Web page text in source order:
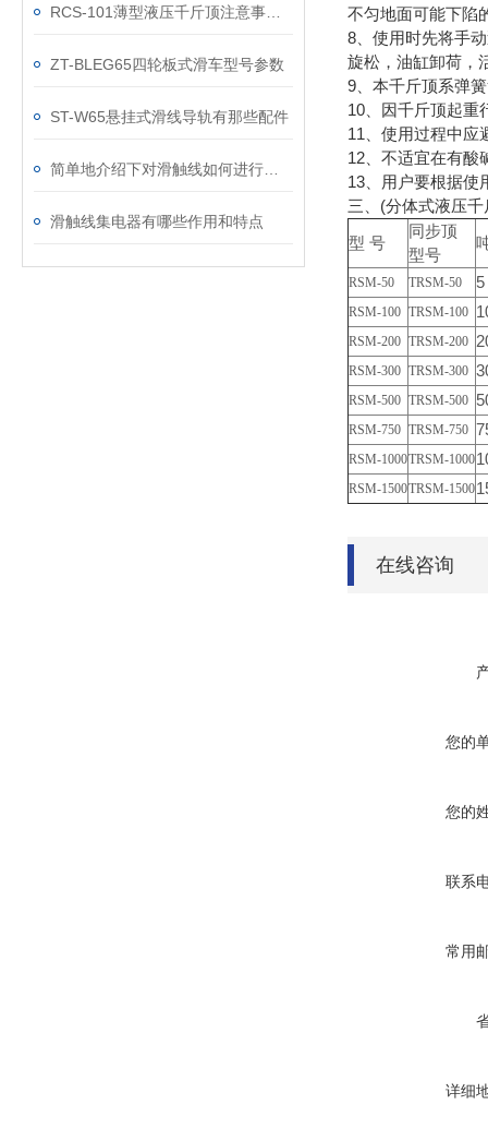
ZT-BLEG65四轮板式滑车型号参数
ST-W65悬挂式滑线导轨有那些配件
滑触线集电器有哪些作用和特点
不匀地面可能下陷
8、使用时先将手
旋松，油缸卸荷，
9、本千斤顶系弹
10、因千斤顶起重
11、使用过程中
12、不适宜在有酸
13、用户要根据使
三、 (分体式液压
型 号
同步顶
型号
RSM-50 TRSM-50 5
RSM-100 TRSM-100
RSM-200 TRSM-200
RSM-300 TRSM-300
RSM-500 TRSM-500
RSM-750 TRSM-750
RSM-1000TRSM-1000
RSM-1500TRSM-1500
在线咨询
您的
您的
联系
常用
详细